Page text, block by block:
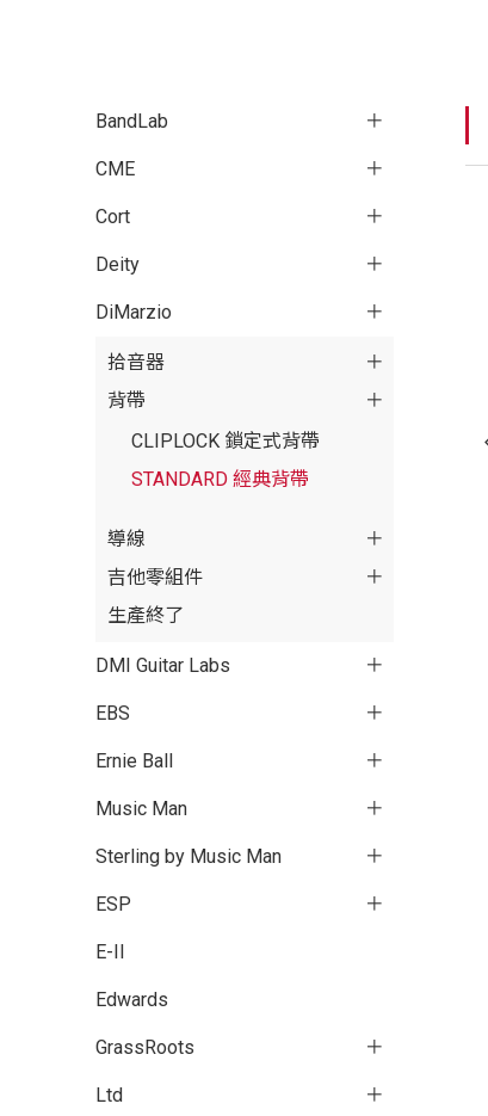
BandLab
CME
Cort
Deity
DiMarzio
拾音器
背帶
CLIPLOCK 鎖定式背帶
STANDARD 經典背帶
導線
吉他零組件
生產終了
DMI Guitar Labs
EBS
Ernie Ball
Music Man
Sterling by Music Man
ESP
E-II
Edwards
GrassRoots
Ltd